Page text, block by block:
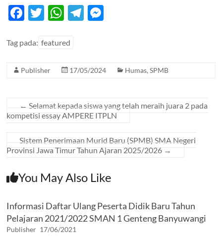
F
e
o
k
T
itt
W
at
A
p
T
a
g
Tag pada: featured
Publisher 17/05/2024 Humas,SPMB
← Selamat kepada siswa yang telah meraih juara 2 pada
kompetisi essay AMPERE ITPLN
Sistem Penerimaan Murid Baru (SPMB) SMA Negeri
Provinsi Jawa Timur Tahun Ajaran 2025/2026 →
You May Also Like
Informasi Daftar Ulang Peserta Didik Baru Tahun
Pelajaran 2021/2022 SMAN 1 Genteng Banyuwangi
Publisher 17/06/2021